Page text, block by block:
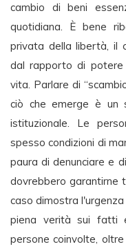
cambio di beni
quotidiana. È bene
privata della libertà, il
dal rapporto di
vita. Parlare di
ciò che emerge è un
istituzionale. Le
spesso condizioni di
paura di denunciare e
dovrebbero garantirne
caso dimostra
piena verità sui fatti
persone coinvolte,